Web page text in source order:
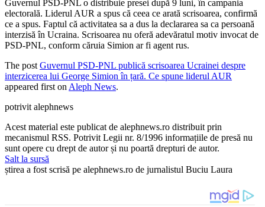
Guvernul PSD-PNL o distribuie presei după 9 luni, în campania
electorală. Liderul AUR a spus că ceea ce arată scrisoarea, confirmă
ce a spus. Faptul că activitatea sa a dus la declararea sa ca persoană
interzisă în Ucraina. Scrisoarea nu oferă adevăratul motiv invocat de
PSD-PNL, conform căruia Simion ar fi agent rus.
The post Guvernul PSD-PNL publică scrisoarea Ucrainei despre
interzicerea lui George Simion în țară. Ce spune liderul AUR
appeared first on Aleph News.
potrivit alephnews
Acest material este publicat de alephnews.ro distribuit prin
mecanismul RSS. Potrivit Legii nr. 8/1996 informațiile de presă nu
sunt opere cu drept de autor și nu poartă drepturi de autor.
Salt la sursă
știrea a fost scrisă pe alephnews.ro de jurnalistul Buciu Laura